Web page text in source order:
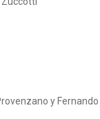
y